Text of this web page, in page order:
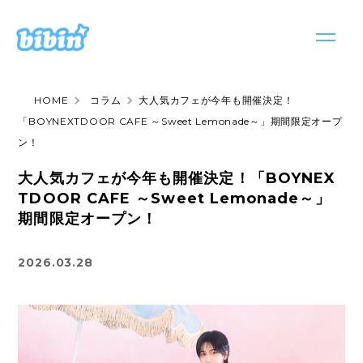
サービス
bibin seeding
bibin casting
会社情報
採用情報
日本語
HOME コラム
大人気カフェが今年も開催決定！
「BOYNEXTDOOR CAFE ～Sweet Lemonade～」期間限定オープ
ン！
大人気カフェが今年も開催決定！「BOYNEX
TDOOR CAFE ～Sweet Lemonade～」
期間限定オープン！
2026.03.28